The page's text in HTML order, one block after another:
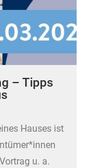
– Tipps
Hauses ist
u. a.